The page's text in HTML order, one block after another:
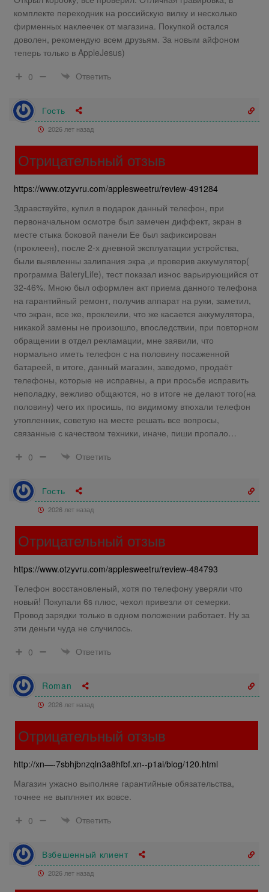
комплекте переходник на российскую вилку и несколько
фирменных наклеечек от магазина. Покупкой остался
доволен, рекомендую всем друзьям. За новым айфоном
теперь только в AppleJesus)
0
Ответить
Гость
2026 лет назад
Отрицательный отзыв
https://www.otzyvru.com/applesweetru/review-491284
Здравствуйте, купил в подарок данный телефон, при
первоначальном осмотре был замечен диффект, экран в
месте стыка боковой панели Ее был зафиксирован
(проклеен), после 2-х дневной эксплуатации устройства,
были выявленны залипания экра ,и проверив аккумулятор(
программа BateryLife), тест показал износ варьирующийся от
32-46%. Мною был оформлен акт приема данного телефона
на гарантийный ремонт, получив аппарат на руки, заметил,
что экран, все же, проклеили, что же касается аккумулятора,
никакой замены не произошло, впоследствии, при повторном
обращении в отдел рекламации, мне заявили, что
нормально иметь телефон с на половину посаженной
батареей, в итоге, данный магазин, заведомо, продаёт
телефоны, которые не исправны, а при просьбе исправить
неполадку, вежливо общаются, но в итоге не делают того(на
половину) чего их просишь, по видимому втюхали телефон
утопленник, советую на месте решать все вопросы,
связанные с качеством техники, иначе, пиши пропало…
0
Ответить
Гость
2026 лет назад
Отрицательный отзыв
https://www.otzyvru.com/applesweetru/review-484793
Телефон восстановленый, хотя по телефону уверяли что
новый! Покупали 6s плюс, чехол привезли от семерки.
Провод зарядки только в одном положении работает. Ну за
эти деньги чуда не случилось.
0
Ответить
Roman
2026 лет назад
Отрицательный отзыв
http://xn—-7sbhjbnzqln3a8hfbf.xn--p1ai/blog/120.html
Магазин ужасно выполняе гарантийные обязательства,
точнее не выплняет их вовсе.
0
Ответить
Взбешенный клиент
2026 лет назад